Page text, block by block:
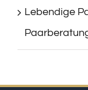
Lebendige